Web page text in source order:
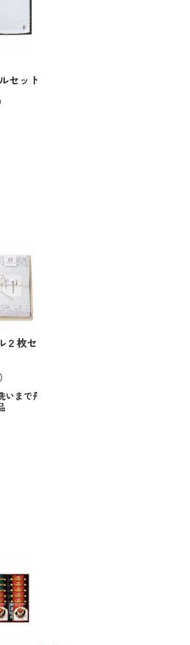
セット
２枚セ
まで丹